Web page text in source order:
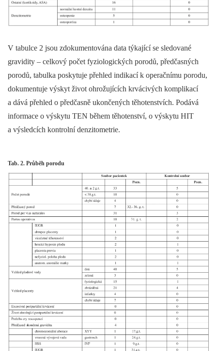
V tabulce 2 jsou zdokumentována data týkající se sledované
gravidity –⁠ celkový počet fyziologických porodů, předčasných
porodů, tabulka poskytuje přehled indikací k operačnímu porodu,
dokumentuje výskyt život ohrožujících krvácivých komplikací
a dává přehled o předčasně ukončených těhotenstvích. Podává
informace o výskytu TEN během těhotenství, o výskytu HIT
a výsledcích kontrolní denzitometrie.
Tab. 2. Průběh porodu